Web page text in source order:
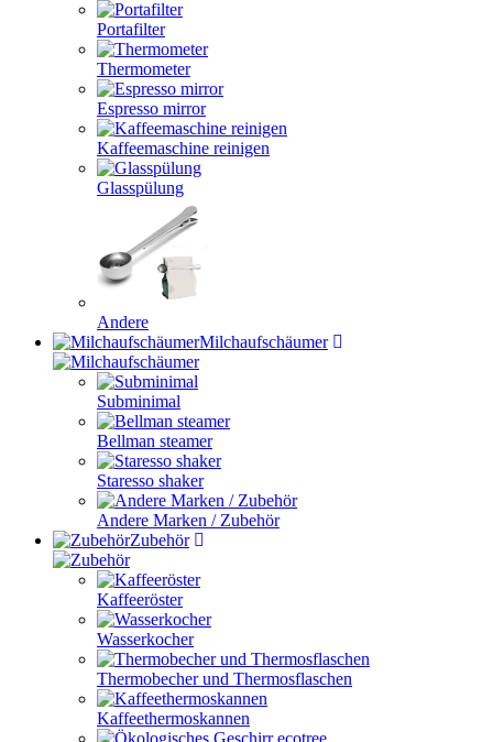
Portafilter
Thermometer
Espresso mirror
Kaffeemaschine reinigen
Glasspülung
Andere
Milchaufschäumer
Subminimal
Bellman steamer
Staresso shaker
Andere Marken / Zubehör
Zubehör
Kaffeeröster
Wasserkocher
Thermobecher und Thermosflaschen
Kaffeethermoskannen